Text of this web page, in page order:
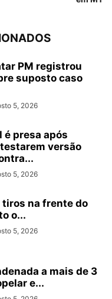
PM registrou
suposto caso
5, 2026
é presa após
versão
5, 2026
tiros na frente do
o...
5, 2026
a mais de 3
e...